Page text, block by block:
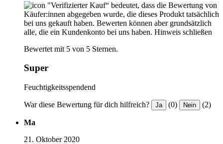
"Verifizierter Kauf“ bedeutet, dass die Bewertung von
Käufer:innen abgegeben wurde, die dieses Produkt tatsächlich
bei uns gekauft haben. Bewerten können aber grundsätzlich
alle, die ein Kundenkonto bei uns haben. Hinweis schließen
Bewertet mit 5 von 5 Sternen.
Super
Feuchtigkeitsspendend
War diese Bewertung für dich hilfreich? Ja (0) Nein (2)
Ma
21. Oktober 2020